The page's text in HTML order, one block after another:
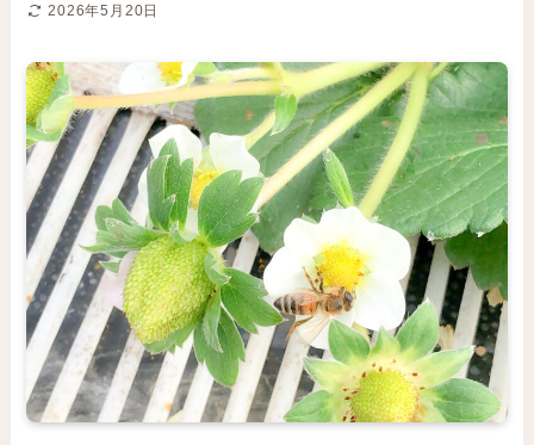
2026年5月20日